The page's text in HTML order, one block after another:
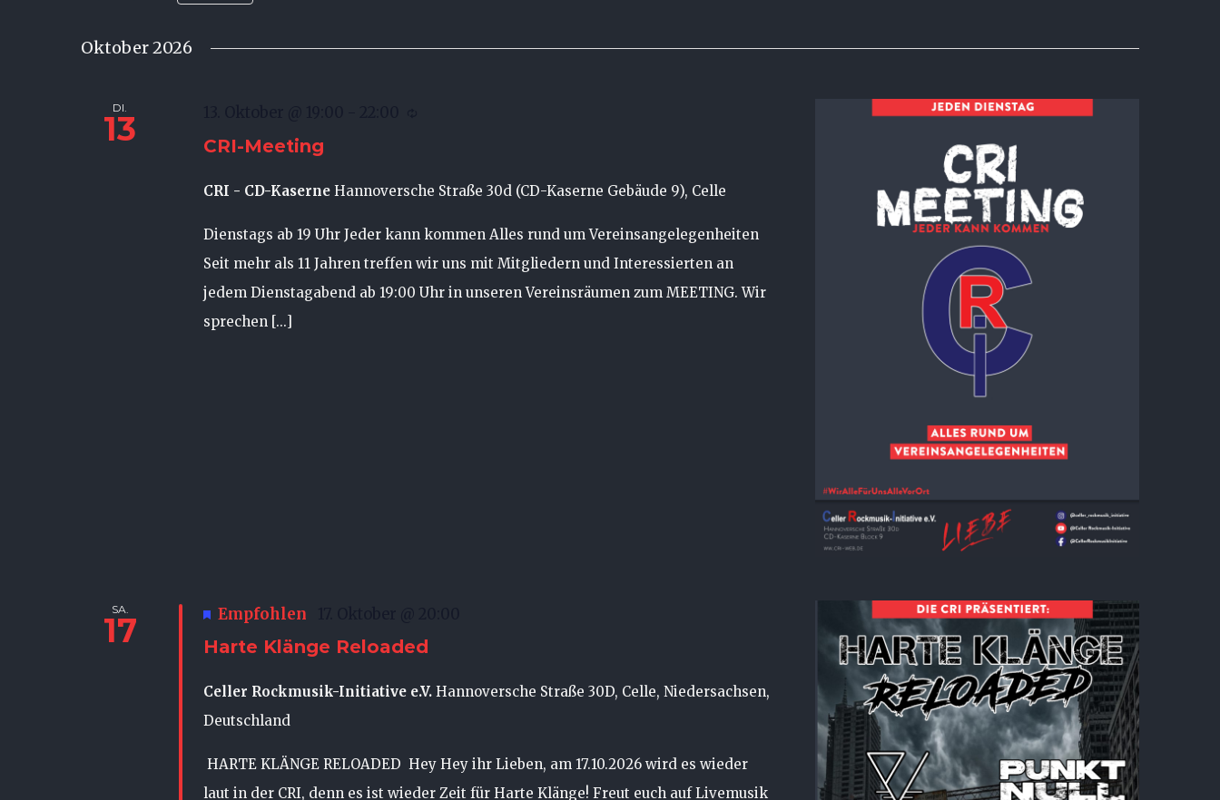
Navigation
Veranstaltungen
wählen.
Oktober 2026
DI.
13 CRI-Meeting
CRI - CD-Kaserne Hannoversche Straße 30d (CD-Kaserne Gebäude 9), Celle
Dienstags ab 19 Uhr Jeder kann kommen Alles rund um Vereinsangelegenheiten
Seit mehr als 11 Jahren treffen wir uns mit Mitgliedern und Interessierten an
jedem Dienstagabend ab 19:00 Uhr in unseren Vereinsräumen zum MEETING. Wir
sprechen [...]
SA.
17 Empfohlen
Harte Klänge Reloaded
Celler Rockmusik-Initiative e.V. Hannoversche Straße 30D, Celle, Niedersachsen,
Deutschland
HARTE KLÄNGE RELOADED Hey Hey ihr Lieben, am 17.10.2026 wird es wieder
laut in der CRI, denn es ist wieder Zeit für Harte Klänge! Freut euch auf Livemusik